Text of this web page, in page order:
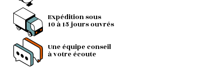
Expédition sous
10 à 15 jours ouvrés
Une équipe conseil
à votre écoute